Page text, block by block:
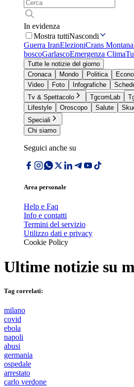
In evidenza
Mostra tuttiNascondi
Guerra IranElezioniCrans Montana
boscoGarlascoEmergenza Clima
Tutte le notizie del giorno
Cronaca
Mondo Politica
Video
Foto Infografiche
Tv & Spettacolo
TgcomLab
Lifestyle
Oroscopo Salute
Speciali
Chi siamo
Seguici anche su
Area personale
Help e Faq
Info e contatti
Termini del servizio
Utilizzo dati e privacy
Cookie Policy
Ultime notizie su
Tag correlati:
milano
covid
ebola
napoli
abusi
germania
ospedale
arrestato
carlo verdone